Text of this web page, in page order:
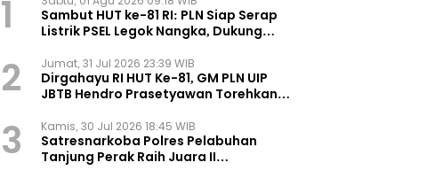
1
Sambut HUT ke-81 RI: PLN Siap Serap
Listrik PSEL Legok Nangka, Dukung
2 Jumat, 31 Jul 2026 23:39 WIB
Dirgahayu RI HUT Ke-81, GM PLN UIP
JBTB Hendro Prasetyawan Torehkan
Energi Regional.
3 Kamis, 30 Jul 2026 18:45 WIB
Satresnarkoba Polres Pelabuhan
Tanjung Perak Raih Juara II